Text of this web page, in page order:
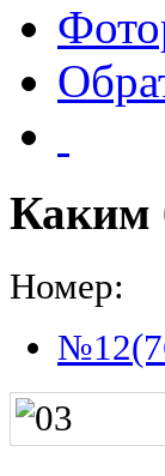
Каким
Номер: